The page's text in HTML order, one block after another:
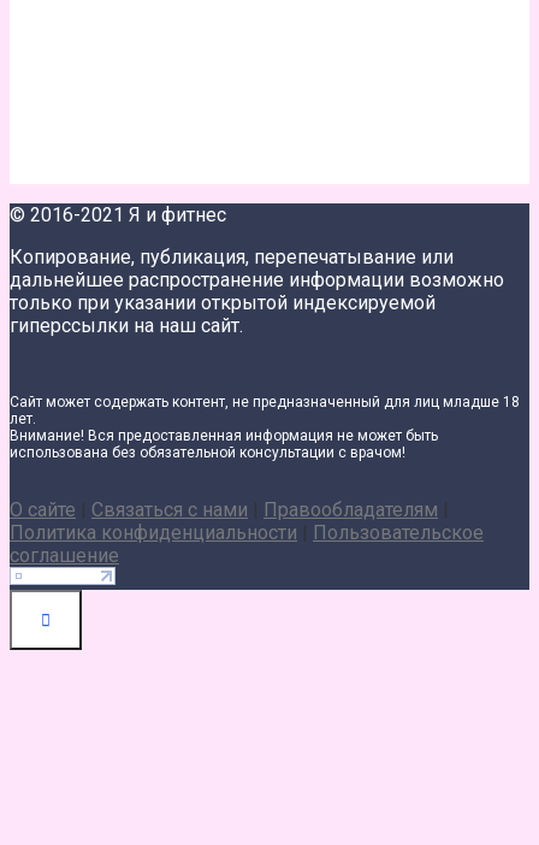
© 2016-2021 Я и фитнес
Копирование, публикация, перепечатывание или
дальнейшее распространение информации возможно
только при указании открытой индексируемой
гиперссылки на наш сайт.
Сайт может содержать контент, не предназначенный для лиц младше 18
лет.
Внимание! Вся предоставленная информация не может быть
использована без обязательной консультации с врачом!
О сайте Связаться с нами Правообладателям
Политика конфиденциальности
Пользовательское
соглашение